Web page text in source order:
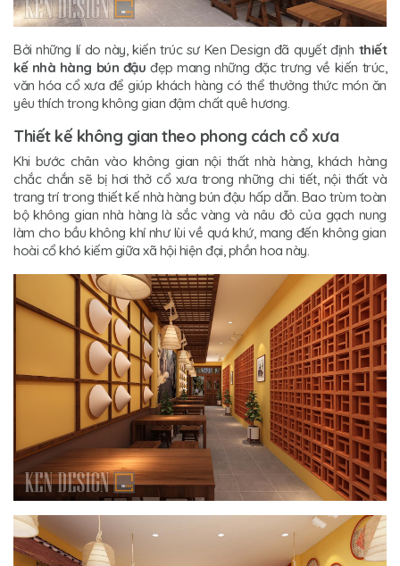
Bởi những lí do này, kiến trúc sư Ken Design đã quyết định thiết
kế nhà hàng bún đậu đẹp mang những đặc trưng về kiến trúc,
văn hóa cổ xưa để giúp khách hàng có thể thưởng thức món ăn
yêu thích trong không gian đậm chất quê hương.
Thiết kế không gian theo phong cách cổ xưa
Khi bước chân vào không gian nội thất nhà hàng, khách hàng
chắc chắn sẽ bị hơi thở cổ xưa trong những chi tiết, nội thất và
trang trí trong thiết kế nhà hàng bún đậu hấp dẫn. Bao trùm toàn
bộ không gian nhà hàng là sắc vàng và nâu đỏ của gạch nung
làm cho bầu không khí như lùi về quá khứ, mang đến không gian
hoài cổ khó kiếm giữa xã hội hiện đại, phồn hoa này.